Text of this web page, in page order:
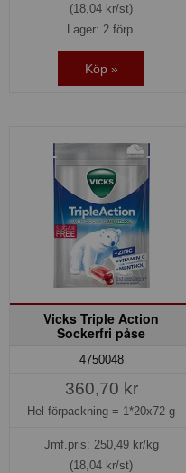
(18,04 kr/st)
Lager: 2 förp.
Köp »
Vicks Triple Action
Sockerfri påse
4750048
360,70 kr
Hel förpackning = 1*20x72 g
Jmf.pris: 250,49kr/kg
(18,04 kr/st)